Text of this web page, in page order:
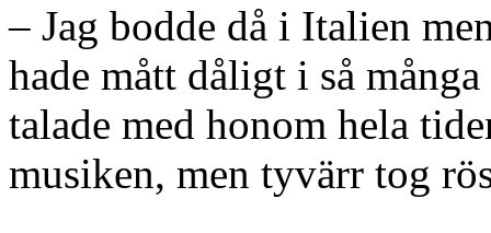
– Jag bodde då i Italien
hade mått dåligt i så
talade med honom hela
musiken, men tyvärr tog